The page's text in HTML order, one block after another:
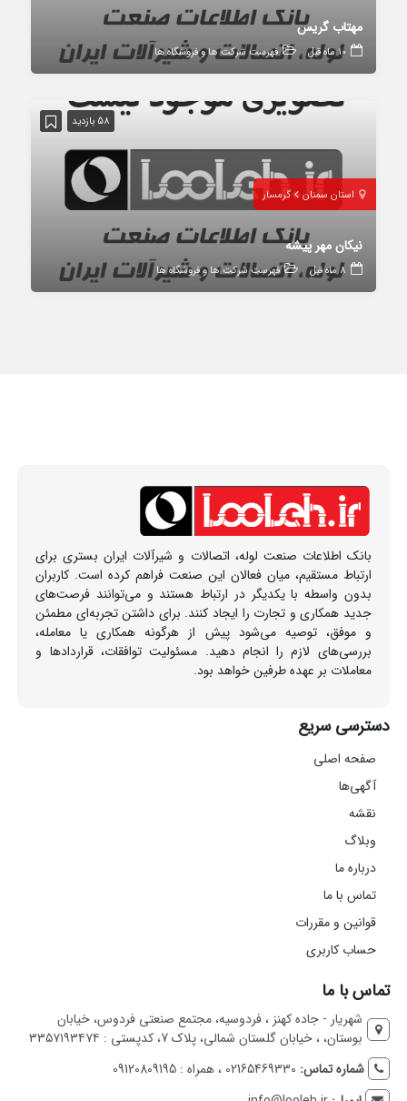
مهتاب گریس
10 ماه قبل فهرست شرکت ها و فروشگاه ها
58 بازدید
استان سمنان گرمسار
نیکان مهر پیشه
8 ماه قبل فهرست شرکت ها و فروشگاه ها
بانک اطلاعات صنعت لوله، اتصالات و شیرآلات ایران بستری برای
ارتباط مستقیم، میان فعالان این صنعت فراهم کرده است. کاربران
بدون واسطه با یکدیگر در ارتباط هستند و می‌توانند فرصت‌های
جدید همکاری و تجارت را ایجاد کنند. برای داشتن تجربه‌ای مطمئن
و موفق، توصیه می‌شود پیش از هرگونه همکاری یا معامله،
بررسی‌های لازم را انجام دهید. مسئولیت توافقات، قراردادها و
معاملات بر عهده طرفین خواهد بود.
دسترسی سریع
صفحه اصلی
آگهی‌ها
نقشه
وبلاگ
درباره ما
تماس با ما
قوانین و مقررات
حساب کاربری
تماس با ما
شهریار - جاده کهنز ، فردوسیه، مجتمع صنعتی فردوس، خیابان
بوستان، ، خیابان گلستان شمالی، پلاک 7، کدپستی : ۳۳۵۷۱۹۳۴۷۴
شماره تماس: 02165469330 ، همراه : 09120809195